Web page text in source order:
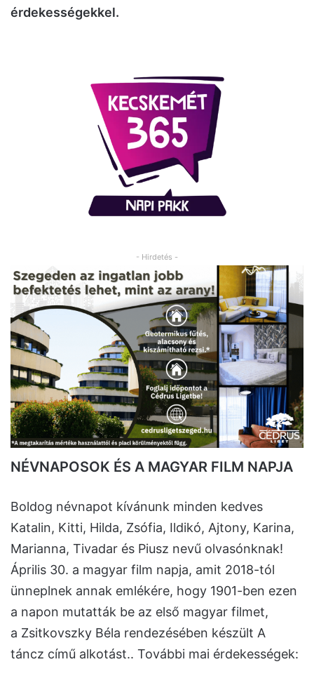
érdekességekkel.
- Hirdetés -
NÉVNAPOSOK ÉS A MAGYAR FILM NAPJA
Boldog névnapot kívánunk minden kedves
Katalin, Kitti, Hilda, Zsófia, Ildikó, Ajtony, Karina,
Marianna, Tivadar és Piusz nevű olvasónknak!
Április 30. a magyar film napja, amit 2018-tól
ünneplnek annak emlékére, hogy 1901-ben ezen
a napon mutatták be az első magyar filmet,
a Zsitkovszky Béla rendezésében készült A
táncz című alkotást.. További mai érdekességek: